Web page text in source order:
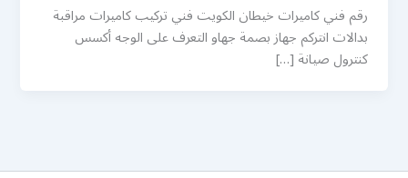
رقم فني كاميرات خيطان الكويت فني تركيب كاميرات مراقبة
بدالات انتركم جهاز بصمة جهاو التعرف على الوجه أكسس
كنترول صيانة […]